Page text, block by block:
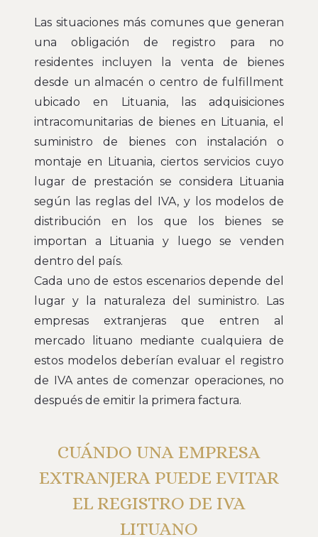
Las situaciones más comunes que generan
una obligación de registro para no
residentes incluyen la venta de bienes
desde un almacén o centro de fulfillment
ubicado en Lituania, las adquisiciones
intracomunitarias de bienes en Lituania, el
suministro de bienes con instalación o
montaje en Lituania, ciertos servicios cuyo
lugar de prestación se considera Lituania
según las reglas del IVA, y los modelos de
distribución en los que los bienes se
importan a Lituania y luego se venden
dentro del país.
Cada uno de estos escenarios depende del
lugar y la naturaleza del suministro. Las
empresas extranjeras que entren al
mercado lituano mediante cualquiera de
estos modelos deberían evaluar el registro
de IVA antes de comenzar operaciones, no
después de emitir la primera factura.
CUÁNDO UNA EMPRESA
EXTRANJERA PUEDE EVITAR
EL REGISTRO DE IVA
LITUANO